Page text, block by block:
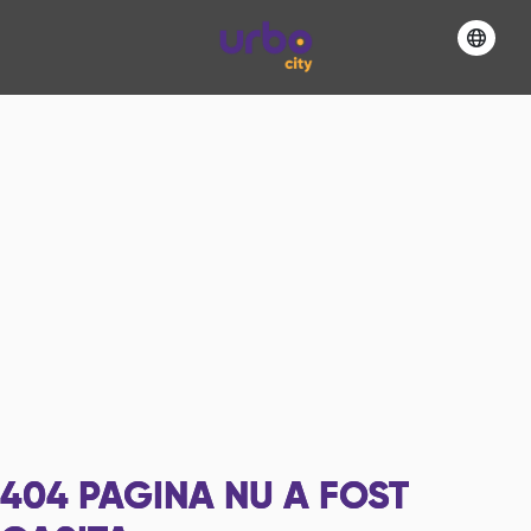
404 PAGINA NU A FOST